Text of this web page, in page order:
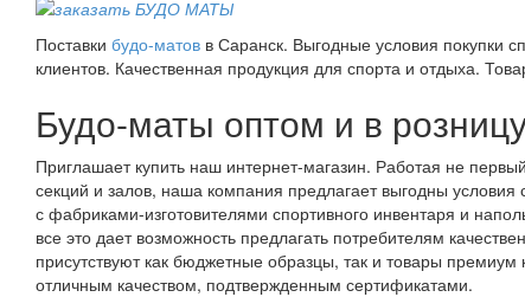
Поставки будо-матовв Саранск. Выгодные условия покупки
клиентов. Качественная продукция для спорта и отдыха.
Будо-маты оптом и в
Приглашает купить наш интернет-магазин. Работая не
секций и залов, наша компания предлагает выгодны
с фабриками-изготовителями спортивного инвентаря и
все это дает возможность предлагать потребителям
присутствуют как бюджетные образцы, так и товары премиум
отличным качеством, подтвержденным сертификатами.